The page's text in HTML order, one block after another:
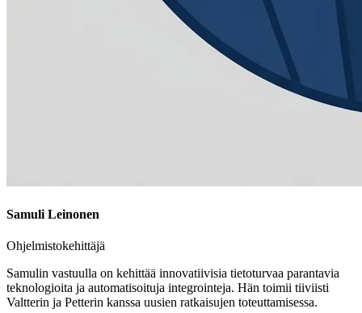
Samuli Leinonen
Ohjelmistokehittäjä
Samulin vastuulla on kehittää innovatiivisia tietoturvaa parantavia
teknologioita ja automatisoituja integrointeja. Hän toimii tiiviisti
Valtterin ja Petterin kanssa uusien ratkaisujen toteuttamisessa.